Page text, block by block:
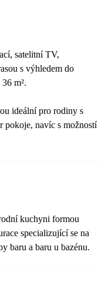
satelitní TV,
s výhledem do
m².
ideální pro rodiny s
pokoje, navíc s možností
kuchyni formou
specializující se na
baru a baru u bazénu.